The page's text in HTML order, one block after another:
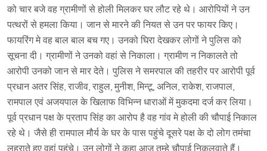
को चार बजे वह ग्रामीणों से होली मिलकर घर लौट रहे थे। आरोपियों ने उन
पत्थरों से हमला किया। जान से मारने की नियत से उन पर फायर किए।
फायरिंग मे वह बाल बाल बच गए। उनको घिरा देखकर लोगों ने पुलिस को
सूचना दी। ग्रामीणों ने उनको वहां से निकाला। ग्रामीण न निकालते तो
आरोपी उनको जान से मार देते। पुलिस ने समरपाल की तहरीर पर आरोपी पूर्व
प्रधान अतर सिंह, राजीव, राहुल, मुनीश, मिन्टू, अनिल, राकेश, राजपाल,
रामपाल एवं अजयपाल के खिलाफ विभिन्न धाराओं में मुकदमा दर्ज कर लिया।
पूर्व प्रधान पक्ष के प्रताप सिंह का आरोप है वह गांव मे होली की चौपाई निकाल
रहे थे। जैसे ही रामपाल मौर्य के घर के पास पहुंचे दूसरे पक्ष के दो लोग तमंचा
लहराते हुए वहां पहुंचे। उन लोगों ने कहा आज तुम्हे चौपाई निकलवाते हैं।